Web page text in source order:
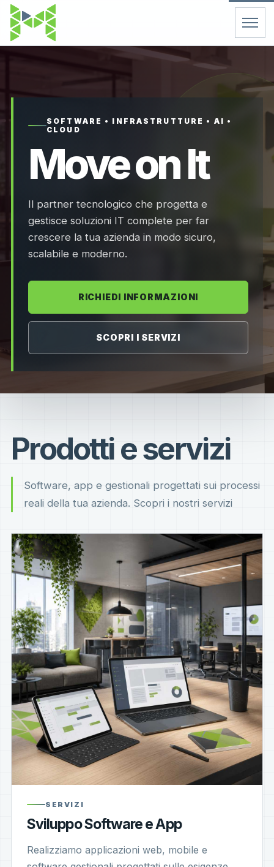
Servizi
Chi Siamo
Contatti
FAQ
Support
SOFTWARE • INFRASTRUTTURE • AI •
CLOUD
Move on It
Il partner tecnologico che progetta e
gestisce soluzioni IT complete per far
crescere la tua azienda in modo sicuro,
scalabile e moderno.
RICHIEDI INFORMAZIONI
SCOPRI I SERVIZI
Prodotti e servizi
Software, app e gestionali progettati sui processi
reali della tua azienda. Scopri i nostri servizi
SERVIZI
Sviluppo Software e App
Realizziamo applicazioni web, mobile e